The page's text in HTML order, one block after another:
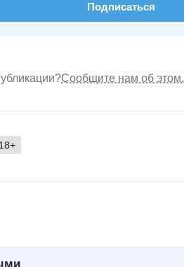
Подписаться
Сообщите нам об этом.
18+